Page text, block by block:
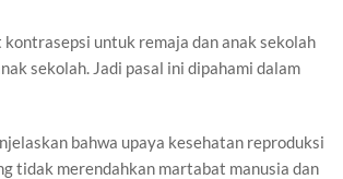
untuk remaja dan anak sekolah
sekolah. Jadi pasal ini dipahami dalam
bahwa upaya kesehatan reproduksi
tidak merendahkan martabat manusia dan